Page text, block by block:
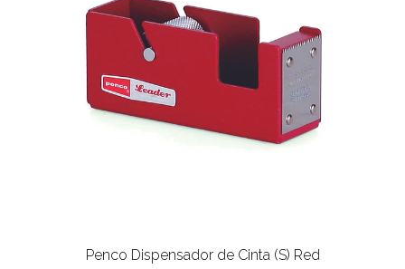
Penco Dispensador de Cinta (S) Red